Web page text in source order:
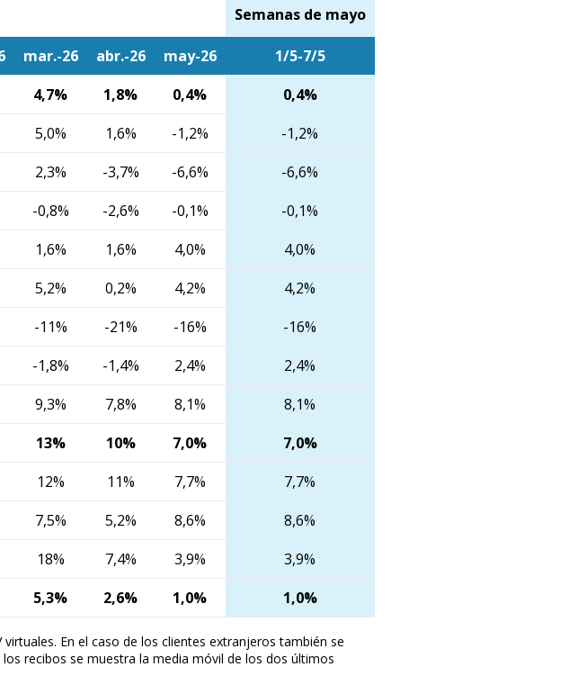
Semanas de mayo
mar.-26 abr.-26 may-26
1/5-7/5
4,7% 1,8% 0,4%
0,4%
5,0% 1,6% -1,2%
-1,2%
2,3% -3,7% -6,6%
-6,6%
-0,8% -2,6% -0,1%
-0,1%
1,6% 1,6% 4,0%
4,0%
5,2% 0,2% 4,2%
4,2%
-11% -21% -16%
-16%
-1,8% -1,4% 2,4%
2,4%
9,3% 7,8% 8,1%
8,1%
13% 10% 7,0%
7,0%
12% 11% 7,7%
7,7%
7,5% 5,2% 8,6%
8,6%
18% 7,4% 3,9%
3,9%
5,3% 2,6% 1,0% 1,0%
En el caso de los clientes extranjeros también se
recibos se muestra la media móvil de los dos últimos